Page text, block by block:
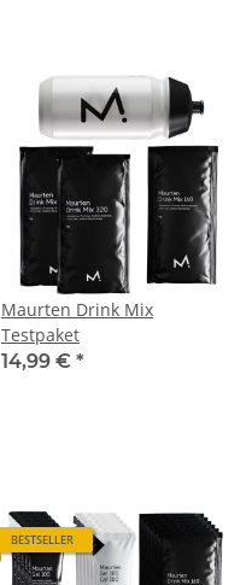
Maurten Drink Mix
Testpaket
14,99 € *
BESTSELLER